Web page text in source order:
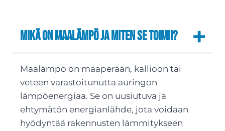
Mikä on maalämpö ja miten se toimii?
Maalämpö on maaperään, kallioon tai
veteen varastoitunutta auringon
lämpöenergiaa. Se on uusiutuva ja
ehtymätön energianlähde, jota voidaan
hyödyntää rakennusten lämmitykseen